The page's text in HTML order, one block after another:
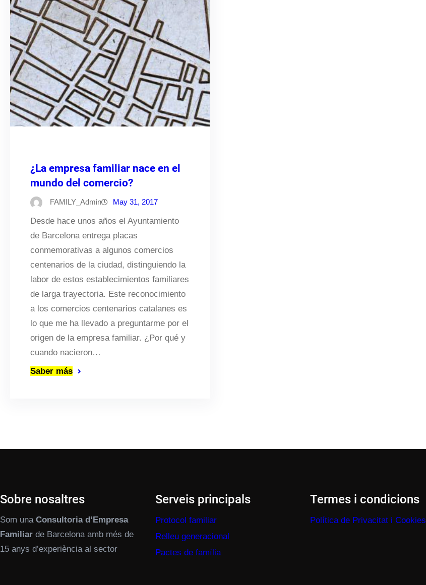
¿La empresa familiar nace en el
mundo del comercio?
FAMILY_Admin May 31, 2017
Desde hace unos años el Ayuntamiento
de Barcelona entrega placas
conmemorativas a algunos comercios
centenarios de la ciudad, distinguiendo la
labor de estos establecimientos familiares
de larga trayectoria. Este reconocimiento
a los comercios centenarios catalanes es
lo que me ha llevado a preguntarme por el
origen de la empresa familiar. ¿Por qué y
cuando nacieron…
Saber más
Sobre nosaltres
Som una Consultoria d’Empresa
Familiar de Barcelona amb més de
15 anys d’experiència al sector
Serveis principals
Protocol familiar
Relleu generacional
Pactes de família
Termes i condicions
Política de Privacitat i Cookies